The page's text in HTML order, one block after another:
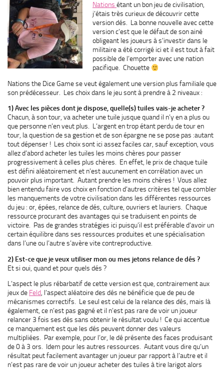
Nations étant un bon jeu de civilisation,
j’étais très curieux de découvrir cette
version dés. La bonne nouvelle avec cette
version c’est que le défaut de son ainé
obligeant les joueurs à s’investir dans le
militaire a été corrigé ici et il est tout à fait
possible de l’emporter avec une nation
pacifique. Chouette
Nations the Dice Game se veut également une version plus familiale que
son prédécesseur. Les choix dans le jeu sont à prendre à 2 niveaux :
1) Avec les pièces dont je dispose, quelle(s) tuiles vais-je acheter ?
Chacun, à son tour, va acheter une tuile jusque quand il n’y en a plus ou
que personne n’en veut plus. L’argent en trop étant perdu de tour en
tour, la question de sa gestion et de son épargne ne se pose pas :autant
tout dépenser ! Les choix sont ici assez faciles car, sauf exception, vous
allez d’abord acheter les tuiles les moins chères pour passer
progressivement à celles plus chères. En effet, le prix de chaque tuile
est défini aléatoirement et n’est aucunement en corrélation avec un
pouvoir plus important. Autant prendre les moins chères ! Vous allez
bien entendu faire vos choix en fonction d’autres critères tel que combler
les manquements de votre civilisation dans les différentes ressources
du jeu : or, épées, relance de dés, culture, ouvriers et lauriers. Chaque
ressource procurant des avantages qui se traduisent en points de
victoire. Pas de grandes stratégies ici puisqu’il est préférable d’avoir un
certain équilibre dans ses ressources produites et une spécialisation
dans l’une ou l’autre s’avère vite contreproductive.
2) Est-ce que je veux utiliser mon ou mes jetons relance de dés ?
Et si oui, quand et pour quels dés ?
L’aspect le plus rébarbatif de cette version est que, contrairement aux
jeux de Feld, l’aspect aléatoire des dés ne bénéficie que de peu de
mécanismes correctifs. Le seul est celui de la relance des dés, mais là
également, ce n’est pas gagné et il n’est pas rare de voir un joueur
relancer 3 fois ses dés sans obtenir le résultat voulu ! Ce qui accentue
ce manquement est que les dés peuvent donner des valeurs
multipliées. Par exemple, pour l’or, le dé présente des faces produisant
de 0 à 3 ors. Idem pour les autres ressources. Autant vous dire qu’un
résultat peut facilement avantager un joueur par rapport à l’autre et il
n’est pas rare de voir un joueur acheter des tuiles à tire larigot alors